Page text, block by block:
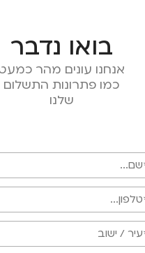
בואו נדבר
אנחנו עונים מהר
כמו פתרונות התשלום
שלנו